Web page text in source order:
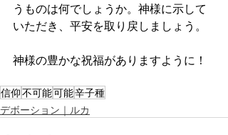
うものは何でしょうか。神様に示して
いただき、平安を取り戻しましょう。
神様の豊かな祝福がありますように！
信仰不可能可能辛子種
デボーション｜ルカ